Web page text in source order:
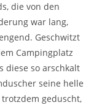
die von den
war lang,
Geschwitzt
Campingplatz
diese so arschkalt
seine helle
geduscht,